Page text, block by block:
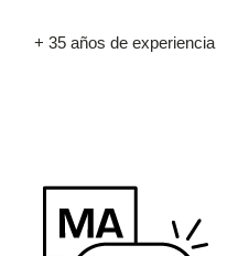
+ 35 años de experiencia